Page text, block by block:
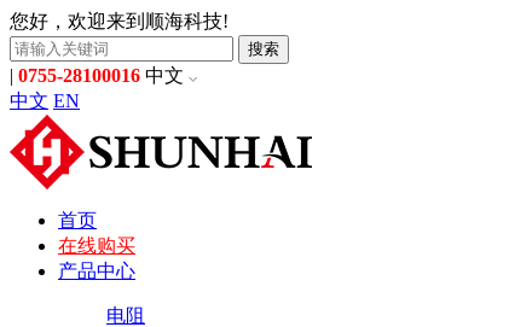
您好，欢迎来到顺海科技!
搜索
| 0755-28100016 中文
中文 EN
首页
在线购买
产品中心
电阻